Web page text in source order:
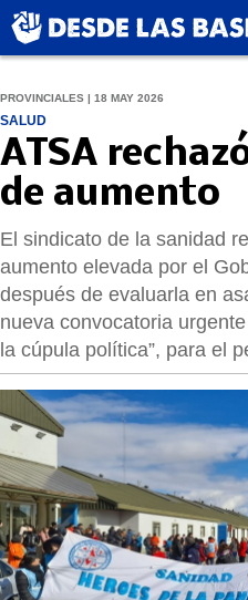
PROVINCIALES | 18 MAY 2026
SALUD
ATSA
de aumento
El sindicato de la sanidad
aumento elevada por el
después de evaluarla en
nueva convocatoria
la cúpula política”, para el